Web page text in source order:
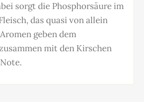
sorgt die Phosphorsäure im
das quasi von allein
geben dem
mit den Kirschen